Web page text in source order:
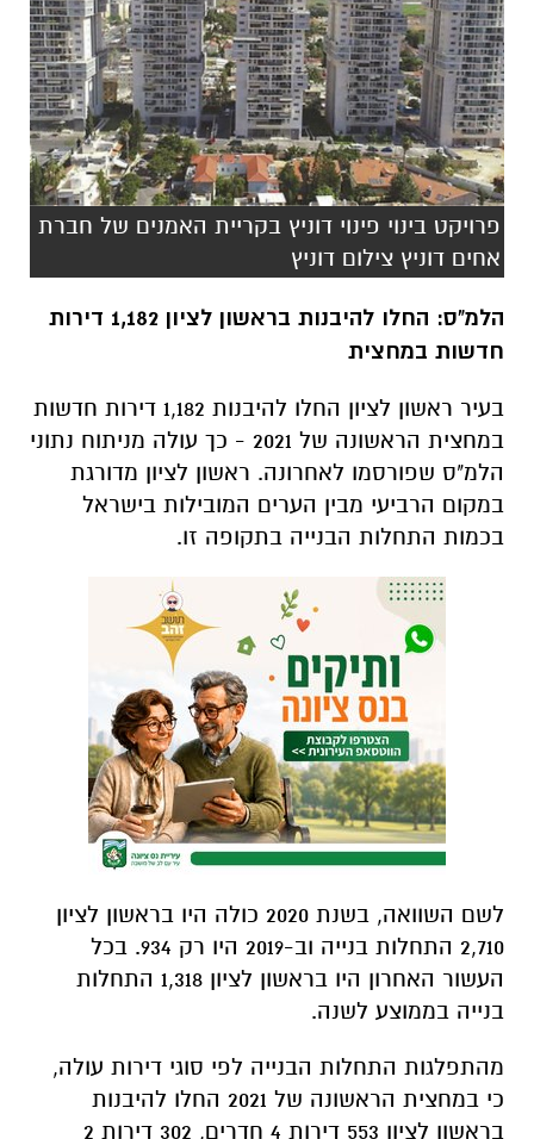
פרויקט בינוי פינוי דוניץ בקריית האמנים של חברת
אחים דוניץ צילום דוניץ
הלמ"ס: החלו להיבנות בראשון לציון 1,182 דירות
חדשות במחצית
בעיר ראשון לציון החלו להיבנות 1,182 דירות חדשות
במחצית הראשונה של 2021 - כך עולה מניתוח נתוני
הלמ"ס שפורסמו לאחרונה. ראשון לציון מדורגת
במקום הרביעי מבין הערים המובילות בישראל
בכמות התחלות הבנייה בתקופה זו.
לשם השוואה, בשנת 2020 כולה היו בראשון לציון
2,710 התחלות בנייה וב-2019 היו רק 934. בכל
העשור האחרון היו בראשון לציון 1,318 התחלות
בנייה בממוצע לשנה.
מהתפלגות התחלות הבנייה לפי סוגי דירות עולה,
כי במחצית הראשונה של 2021 החלו להיבנות
בראשון לציון 553 דירות 4 חדרים, 302 דירות 2